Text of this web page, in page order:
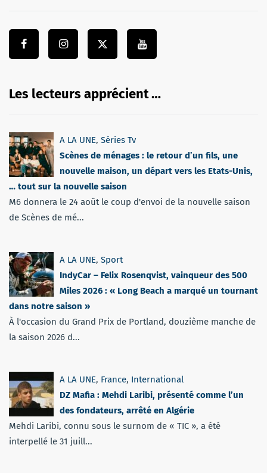
Les lecteurs apprécient …
A LA UNE, Séries Tv
Scènes de ménages : le retour d’un fils, une
nouvelle maison, un départ vers les Etats-Unis,
… tout sur la nouvelle saison
M6 donnera le 24 août le coup d'envoi de la nouvelle saison
de Scènes de mé...
A LA UNE, Sport
IndyCar – Felix Rosenqvist, vainqueur des 500
Miles 2026 : « Long Beach a marqué un tournant
dans notre saison »
À l'occasion du Grand Prix de Portland, douzième manche de
la saison 2026 d...
A LA UNE, France, International
DZ Mafia : Mehdi Laribi, présenté comme l’un
des fondateurs, arrêté en Algérie
Mehdi Laribi, connu sous le surnom de « TIC », a été
interpellé le 31 juill...